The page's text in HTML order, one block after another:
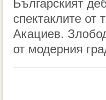
Българският
спектаклите от
Акациев.
от модерния